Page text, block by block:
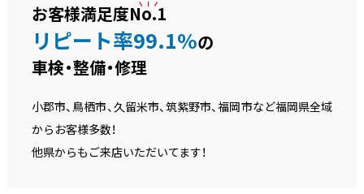
お客様満足度No.1
リピート率99.1%の
車検・整備・修理
小郡市、鳥栖市、久留米市、筑紫野市、福岡市など福岡県全域
からお客様多数！
他県からもご来店いただいてます！